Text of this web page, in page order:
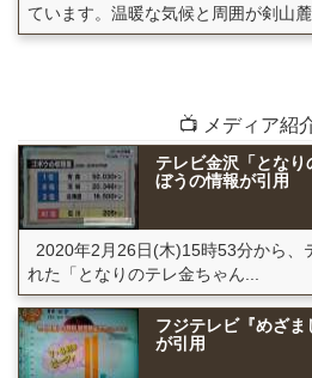
ています。温暖な気候と周囲が剣山麓
📺 メディア紹
テレビ金沢「とな
ぼうの情報が引用
2020年2月26日(木)15時53分から、
れた「となりのテレ金ちゃん...
フジテレビ『めざ
が引用